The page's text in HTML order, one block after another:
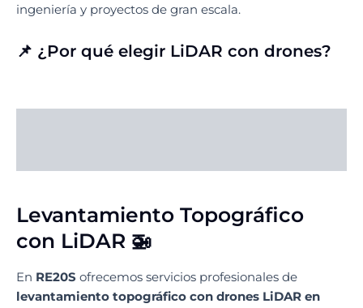
ingeniería y proyectos de gran escala.
📌 ¿Por qué elegir LiDAR con drones?
Levantamiento Topográfico
con LiDAR 🚁
En RE20S ofrecemos servicios profesionales de
levantamiento topográfico con drones LiDAR en